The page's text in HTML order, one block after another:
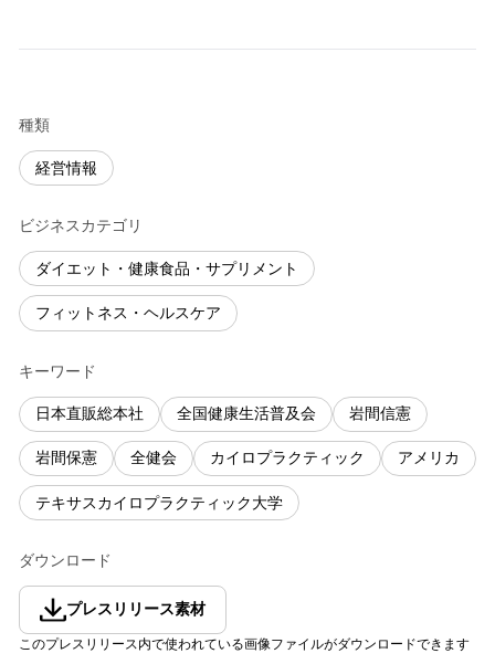
種類
経営情報
ビジネスカテゴリ
ダイエット・健康食品・サプリメント
フィットネス・ヘルスケア
キーワード
日本直販総本社 全国健康生活普及会 岩間信憲
岩間保憲 全健会 カイロプラクティック アメリカ
テキサスカイロプラクティック大学
ダウンロード
プレスリリース素材
このプレスリリース内で使われている画像ファイルがダウンロードできます